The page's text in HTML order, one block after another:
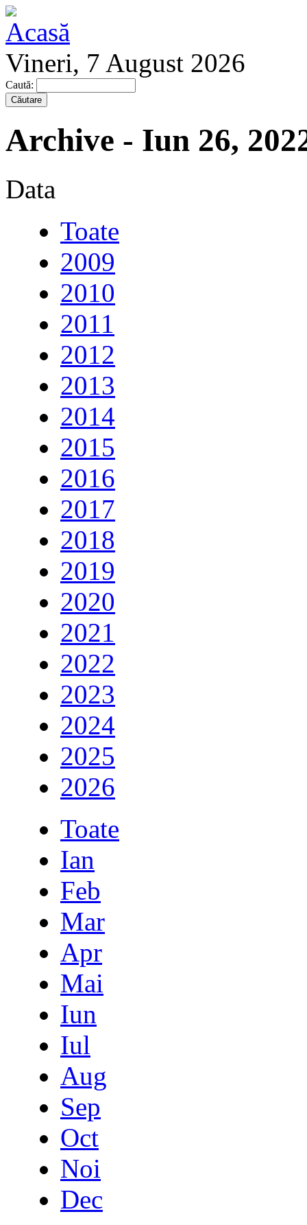
Vineri, 7 August 2026
Caută:
Archive - Iun 26,
Data
Toate
2009
2010
2011
2012
2013
2014
2015
2016
2017
2018
2019
2020
2021
2022
2023
2024
2025
2026
Toate
Ian
Feb
Mar
Apr
Mai
Iun
Iul
Aug
Sep
Oct
Noi
Dec